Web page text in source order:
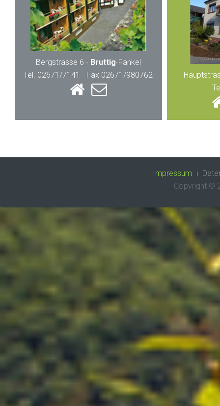
Bergstrasse 6 - Bruttig-Fankel
Tel. 02671/7141 - Fax 02671/980762
Impressum
Copyright